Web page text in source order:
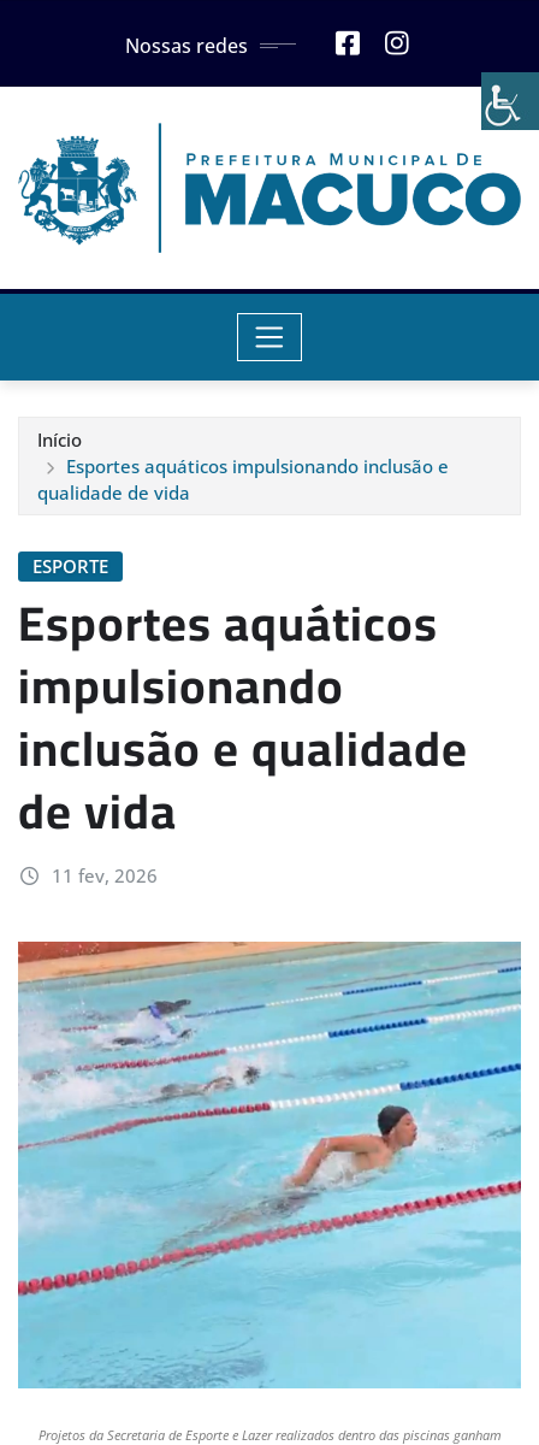
Nossas redes
Início
Esportes aquáticos impulsionando inclusão e
qualidade de vida
ESPORTE
Esportes aquáticos
impulsionando
inclusão e qualidade
de vida
11 fev, 2026
Projetos da Secretaria de Esporte e Lazer realizados dentro das piscinas ganham